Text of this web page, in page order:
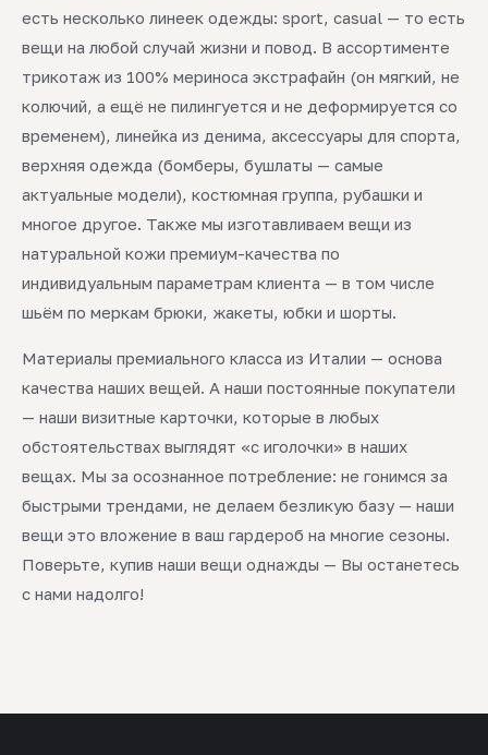
есть несколько линеек одежды: sport, casual — то есть
вещи на любой случай жизни и повод. В ассортименте
трикотаж из 100% мериноса экстрафайн (он мягкий, не
колючий, а ещё не пилингуется и не деформируется со
временем), линейка из денима, аксессуары для спорта,
верхняя одежда (бомберы, бушлаты — самые
актуальные модели), костюмная группа, рубашки и
многое другое. Также мы изготавливаем вещи из
натуральной кожи премиум-качества по
индивидуальным параметрам клиента — в том числе
шьём по меркам брюки, жакеты, юбки и шорты.
Материалы премиального класса из Италии — основа
качества наших вещей. А наши постоянные покупатели
— наши визитные карточки, которые в любых
обстоятельствах выглядят «с иголочки» в наших
вещах. Мы за осознанное потребление: не гонимся за
быстрыми трендами, не делаем безликую базу — наши
вещи это вложение в ваш гардероб на многие сезоны.
Поверьте, купив наши вещи однажды — Вы останетесь
с нами надолго!